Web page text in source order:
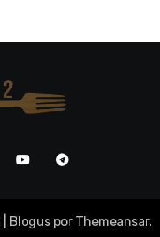
Bloguspor Themeansar.